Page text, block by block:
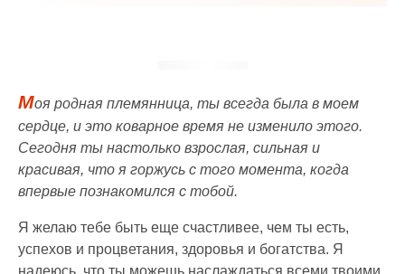
Моя родная племянница, ты всегда была в моем
сердце, и это коварное время не изменило этого.
Сегодня ты настолько взрослая, сильная и
красивая, что я горжусь с того момента, когда
впервые познакомился с тобой.
Я желаю тебе быть еще счастливее, чем ты есть,
успехов и процветания, здоровья и богатства. Я
надеюсь, что ты можешь наслаждаться всеми твоими